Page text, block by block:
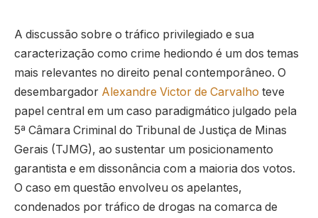
A discussão sobre o tráfico privilegiado e sua
caracterização como crime hediondo é um dos temas
mais relevantes no direito penal contemporâneo. O
desembargador Alexandre Victor de Carvalho teve
papel central em um caso paradigmático julgado pela
5ª Câmara Criminal do Tribunal de Justiça de Minas
Gerais (TJMG), ao sustentar um posicionamento
garantista e em dissonância com a maioria dos votos.
O caso em questão envolveu os apelantes,
condenados por tráfico de drogas na comarca de